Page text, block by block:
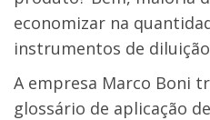
economizar na
instrumentos de
A empresa Marco Boni
glossário de aplicação